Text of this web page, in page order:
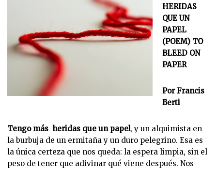
HERIDAS
QUE UN
PAPEL
(POEM) TO
BLEED ON
PAPER
Por Francis
Berti
Tengo más heridas que un papel, y un alquimista en
la burbuja de un ermitaña y un duro pelegrino. Esa es
la única certeza que nos queda: la espera limpia, sin el
peso de tener que adivinar qué viene después. Nos